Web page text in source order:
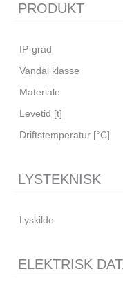
PRODUKT
IP-grad
Vandal klasse
Materiale
Levetid [t]
Driftstemperatur [°C]
LYSTEKNISK
Lyskilde
ELEKTRISK